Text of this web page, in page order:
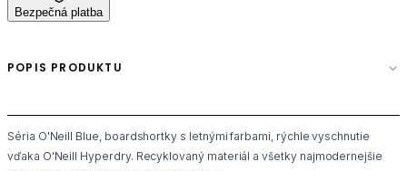
Bezpečná platba
POPIS PRODUKTU
Séria O'Neill Blue, boardshortky s letnými farbami, rýchle vyschnutie
vďaka O'Neill Hyperdry. Recyklovaný materiál a všetky najmodernejšie